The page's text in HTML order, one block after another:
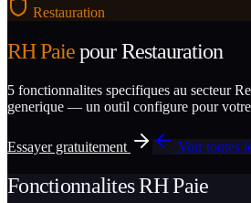
Restauration
RH PaiepourRestauration
5 fonctionnalites specifiques au secteur
generique — un outil configure pour votre
Essayer gratuitement Voir toutes
FonctionnalitesRH Paie